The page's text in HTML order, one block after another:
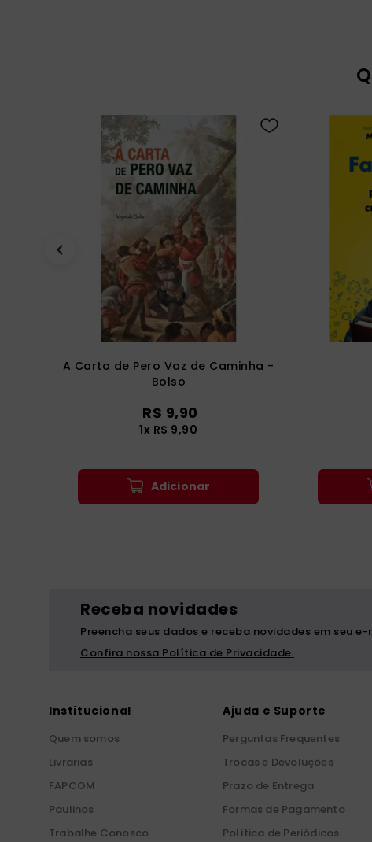
A Carta de Pero Vaz de Caminha -
Bolso
R$ 9,90
1x R$ 9,90
Adicionar
Receba novidades
Preencha seus dados e receba novidades em seu e-
Confira nossa Política de Privacidade.
Institucional
Quem somos
Livrarias
FAPCOM
Paulinos
Trabalhe Conosco
Ajuda e Suporte
Perguntas Frequentes
Trocas e Devoluções
Prazo de Entrega
Formas de Pagamento
Política de Periódicos